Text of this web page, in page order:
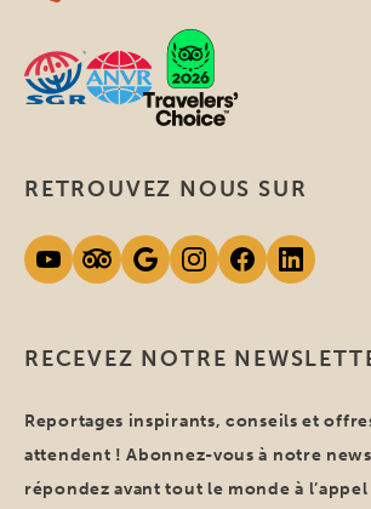
RECEVEZ NOTRE
Reportages inspirants, conseils et
attendent ! Abonnez-vous à notre
répondez avant tout le monde à l’appel
RETROUVEZ NOUS SUR